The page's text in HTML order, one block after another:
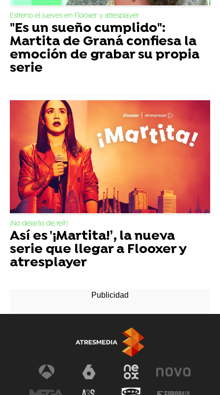
Estreno el jueves en Flooxer y atresplayer
"Es un sueño cumplido":
Martita de Graná confiesa la
emoción de grabar su propia
serie
¡No dejarás de reír!
Así es '¡Martita!’, la nueva
serie que llegar a Flooxer y
atresplayer